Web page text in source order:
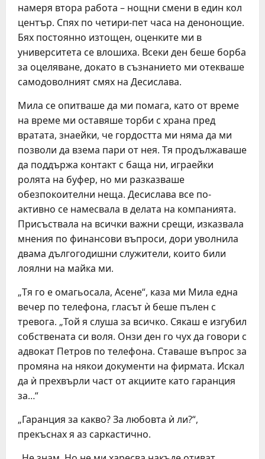
намеря втора работа – нощни смени в един кол
център. Спях по четири-пет часа на денонощие.
Бях постоянно изтощен, оценките ми в
университета се влошиха. Всеки ден беше борба
за оцеляване, докато в съзнанието ми отекваше
самодоволният смях на Десислава.
Мила се опитваше да ми помага, като от време
на време ми оставяше торби с храна пред
вратата, знаейки, че гордостта ми няма да ми
позволи да взема пари от нея. Тя продължаваше
да поддържа контакт с баща ни, играейки
ролята на буфер, но ми разказваше
обезпокоителни неща. Десислава все по-
активно се намесвала в делата на компанията.
Присъствала на всички важни срещи, изказвала
мнения по финансови въпроси, дори уволнила
двама дългогодишни служители, които били
лоялни на майка ми.
„Тя го е омагьосала, Асене“, каза ми Мила една
вечер по телефона, гласът ѝ беше пълен с
тревога. „Той я слуша за всичко. Сякаш е изгубил
собствената си воля. Онзи ден го чух да говори с
адвокат Петров по телефона. Ставаше въпрос за
промяна на някои документи на фирмата. Искал
да ѝ прехвърли част от акциите като гаранция
за…“
„Гаранция за какво? За любовта ѝ ли?“,
прекъснах я аз саркастично.